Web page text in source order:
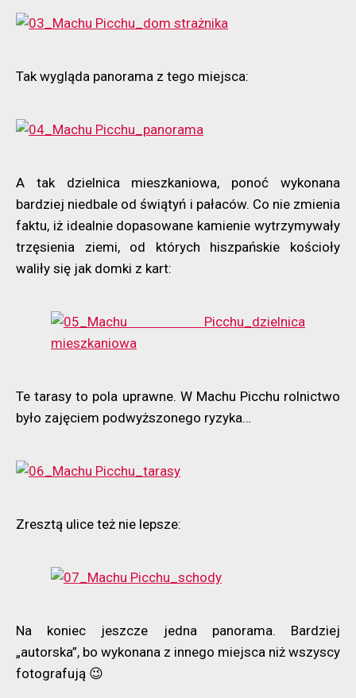
Tak wygląda panorama z tego miejsca:
A tak dzielnica mieszkaniowa, ponoć wykonana
bardziej niedbale od świątyń i pałaców. Co nie zmienia
faktu, iż idealnie dopasowane kamienie wytrzymywały
trzęsienia ziemi, od których hiszpańskie kościoły
waliły się jak domki z kart:
Te tarasy to pola uprawne. W Machu Picchu rolnictwo
było zajęciem podwyższonego ryzyka…
Zresztą ulice też nie lepsze:
Na koniec jeszcze jedna panorama. Bardziej
„autorska”, bo wykonana z innego miejsca niż wszyscy
fotografują 😉